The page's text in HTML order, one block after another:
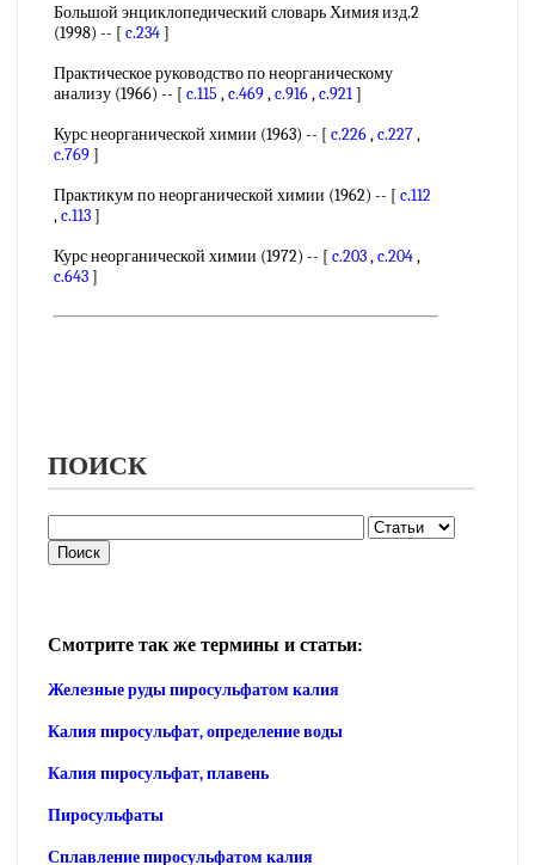
Большой энциклопедический словарь Химия изд.2
(1998) -- [ c.234]
Практическое руководство по неорганическому
анализу (1966) -- [ c.115 ,c.469,c.916,c.921]
Курс неорганической химии (1963) -- [ c.226,c.227,
c.769]
Практикум по неорганической химии (1962) -- [ c.112
,c.113]
Курс неорганической химии (1972) -- [ c.203,c.204,
c.643]
ПОИСК
Смотрите так же термины и статьи:
Железные руды пиросульфатом калия
Калия пиросульфат, определение воды
Калия пиросульфат, плавень
Пиросульфаты
Сплавление пиросульфатом калия